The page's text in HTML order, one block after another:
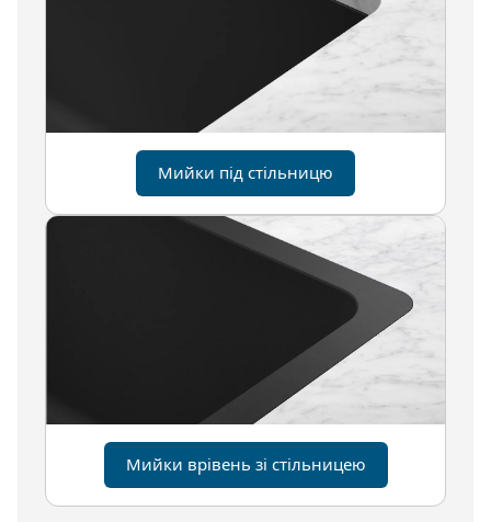
Мийки під стільницю
Мийки врівень зі стільницею